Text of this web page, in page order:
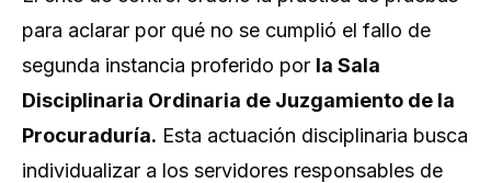
para aclarar por qué no se cumplió el fallo de
segunda instancia proferido por la Sala
Disciplinaria Ordinaria de Juzgamiento de la
Procuraduría. Esta actuación disciplinaria busca
individualizar a los servidores responsables de